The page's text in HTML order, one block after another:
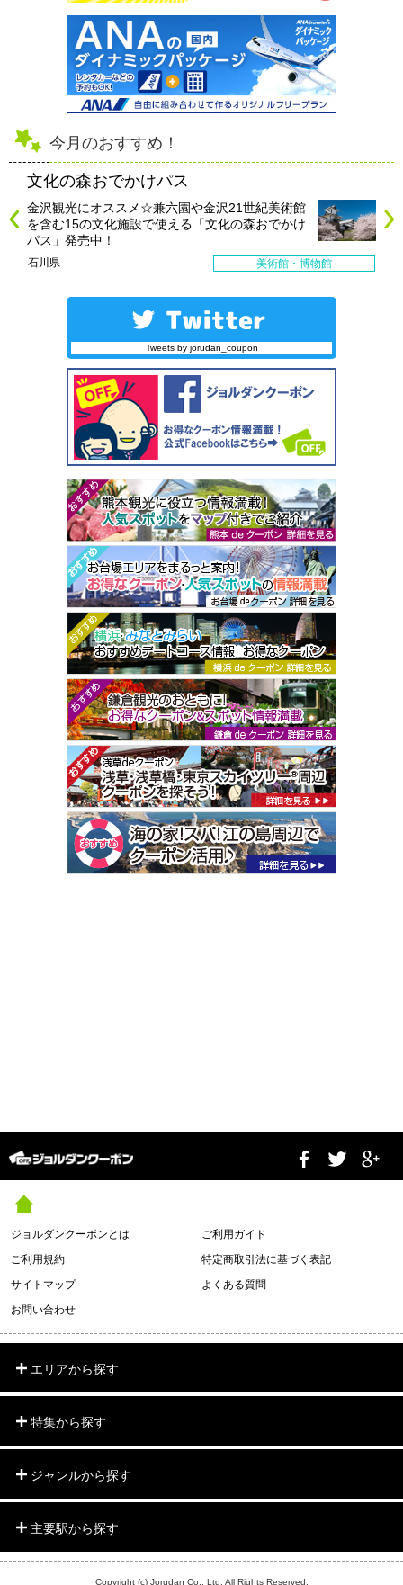
今月のおすすめ！
文化の森おでかけパス
金沢観光にオススメ☆兼六園や金沢21世紀美術館
を含む15の文化施設で使える「文化の森おでかけ
パス」発売中！
石川県 美術館・博物館
Tweets by jorudan_coupon
ジョルダンクーポンとは
ご利用ガイド
ご利用規約
特定商取引法に基づく表記
サイトマップ
よくある質問
お問い合わせ
エリアから探す
特集から探す
ジャンルから探す
主要駅から探す
Copyright (c) Jorudan Co., Ltd. All Rights Reserved.